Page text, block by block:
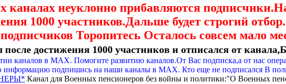
каналах неуклонно прибавляются
1000 участников.Дальше будет строгий
Торопитесь Осталось совсем мало
после достижения 1000 участников и отписался от
каналов в МАХ. Помогите развитию каналов.От Вас подписка,а от нас
информацию подпишись на наши каналы в МАХ. Кто еще не подписался В
Канал для Военных пенсионеров без войны и политики:"О Военных